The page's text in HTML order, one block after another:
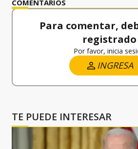
COMENTARIOS
Para comentar,
registrado
Por favor, inicia
INGRESA
TE PUEDE INTERESAR